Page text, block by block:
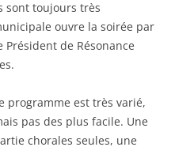
sont toujours très
ouvre la soirée par
de Résonance
programme est très varié,
pas des plus facile. Une
chorales seules, une